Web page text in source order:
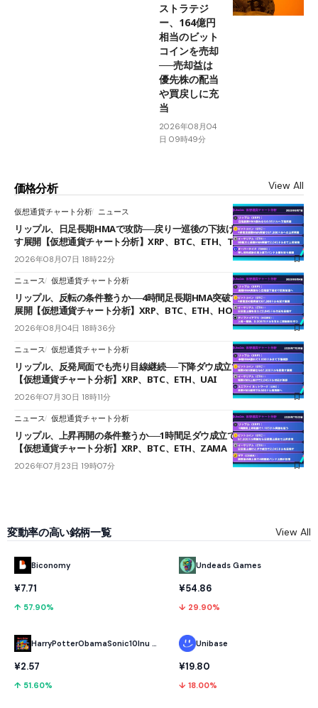
ストラテジ
ー、164億円
相当のビット
コインを売却
──売却益は
優先株の配当
や買戻しに充
当
2026年08月04
日 09時49分
価格分析 View All
仮想通貨チャート分析 ニュース
リップル、日足長期HMAで攻防──戻り一巡後の下抜けで0.95ドルを試
す展開【仮想通貨チャート分析】XRP、BTC、ETH、TAKE
2026年08月07日 18時22分
ニュース 仮想通貨チャート分析
リップル、反転の条件整うか──4時間足長期HMA突破で雲下端を目指す
展開【仮想通貨チャート分析】XRP、BTC、ETH、HOME
2026年08月04日 18時36分
ニュース 仮想通貨チャート分析
リップル、反発局面でも売り目線継続──下降ダウ成立で下値追う展開
【仮想通貨チャート分析】XRP、BTC、ETH、UAI
2026年07月30日 18時11分
ニュース 仮想通貨チャート分析
リップル、上昇再開の条件整うか──1時間足ダウ成立で1.185ドルを狙う
【仮想通貨チャート分析】XRP、BTC、ETH、ZAMA
2026年07月23日 19時07分
変動率の高い銘柄一覧 View All
Biconomy
¥7.71
↑ 57.90%
HarryPotterObamaSonic10Inu (ETH)
¥2.57
↑ 51.60%
Undeads Games
¥54.86
↓ 29.90%
Unibase
¥19.80
↓ 18.00%